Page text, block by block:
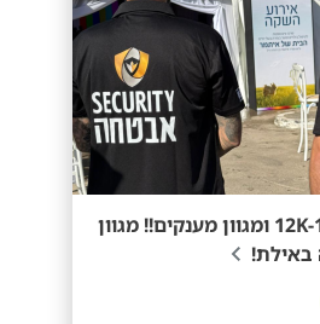
שכר ממוצע 12K-16K ומגוון מענקים!! מגוון
באילת!